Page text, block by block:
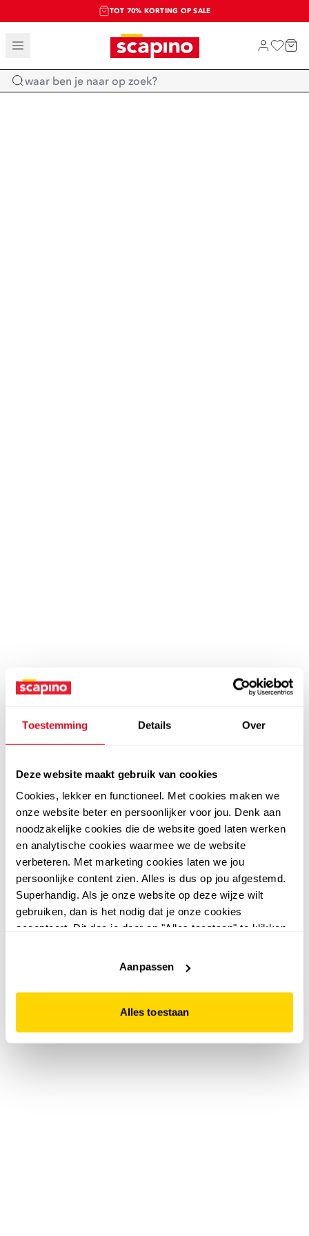
Toestemming Details Over
Deze website maakt gebruik van cookies
Cookies, lekker en functioneel. Met cookies maken we
onze website beter en persoonlijker voor jou. Denk aan
noodzakelijke cookies die de website goed laten werken
en analytische cookies waarmee we de website
verbeteren. Met marketing cookies laten we jou
persoonlijke content zien. Alles is dus op jou afgestemd.
Superhandig. Als je onze website op deze wijze wilt
gebruiken, dan is het nodig dat je onze cookies
accepteert. Dit doe je door op "Alles toestaan" te klikken.
website niet optimaal functioneert.
Aanpassen
Alles toestaan
TOT 70% KORTING OP SALE
SALE: LAATSTE KANS!
SHOP NIEUW
Home